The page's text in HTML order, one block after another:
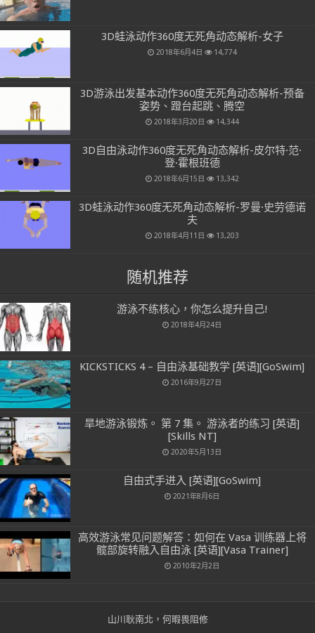
3D蛙泳动作360度无死角动态解析-女子
2018年6月4日 14,774
3D游泳出发基本动作360度无死角动态解析-预备
姿势、蹬台起跳、腾空
2018年3月20日 14,344
3D自由泳动作360度无死角动态解析-皮尔特·范·
登·霍根班德
2018年6月15日 13,342
3D蛙泳动作360度无死角动态解析-罗曼·史劳德诺
夫
2018年4月11日 13,203
随机推荐
游泳不练核心，你怎么提升自己!
2018年4月24日
KICKSTICKS 4 – 自由泳基础教学 [英语][GoSwim]
2016年9月27日
旱地游泳锻炼。 第 7 集。 游泳者的练习 [英语]
[Skills NT]
2020年5月13日
自由式手进入 [英语][GoSwim]
2021年8月6日
高效游泳常见问题解答：如何在 Vasa 训练器上将
髋部旋转融入自由泳 [英语][Vasa Trainer]
2010年2月2日
山川耿南北，何暇畏阻修